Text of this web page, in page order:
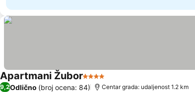
Apartmani Žubor4 Zvezdice
9,2Odlično (broj ocena: 84) Centar grada: udaljenost 1.2 km